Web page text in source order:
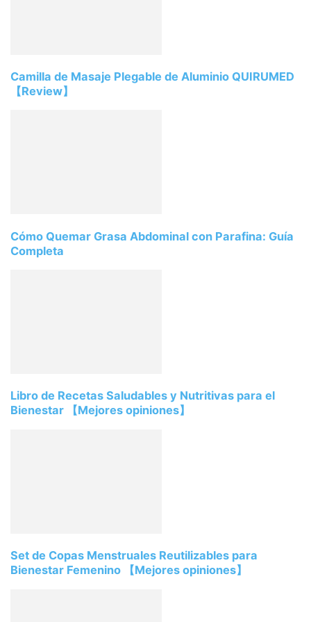
Camilla de Masaje Plegable de Aluminio QUIRUMED
【Review】
Cómo Quemar Grasa Abdominal con Parafina: Guía
Completa
Libro de Recetas Saludables y Nutritivas para el
Bienestar 【Mejores opiniones】
Set de Copas Menstruales Reutilizables para
Bienestar Femenino 【Mejores opiniones】